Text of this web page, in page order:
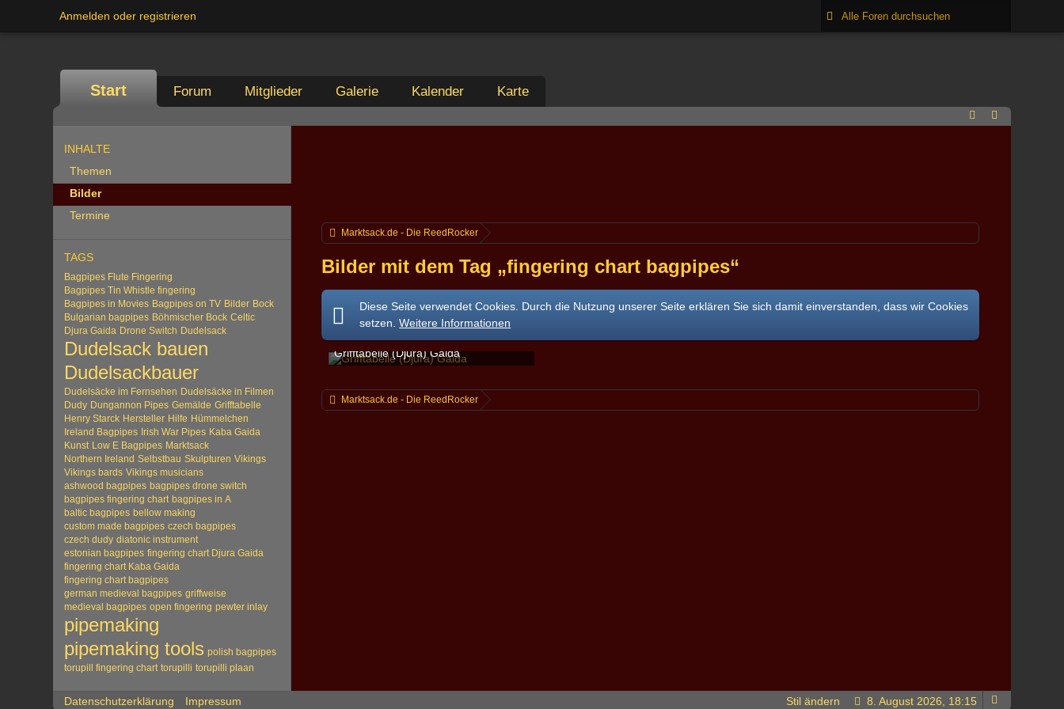
Anmelden oder registrieren
Start Forum Mitglieder Galerie Kalender Karte
INHALTE
Themen
Bilder
Termine
TAGS
Bagpipes Flute Fingering
Bagpipes Tin Whistle fingering
Bagpipes in Movies Bagpipes on TV Bilder Bock
Bulgarian bagpipes Böhmischer Bock Celtic
Djura Gaida Drone Switch Dudelsack
Dudelsack bauen
Dudelsackbauer
Dudelsäcke im Fernsehen Dudelsäcke in Filmen
Dudy Dungannon Pipes Gemälde Grifftabelle
Henry Starck Hersteller Hilfe Hümmelchen
Ireland Bagpipes Irish War Pipes Kaba Gaida
Kunst Low E Bagpipes Marktsack
Northern Ireland Selbstbau Skulpturen Vikings
Vikings bards Vikings musicians
ashwood bagpipes bagpipes drone switch
bagpipes fingering chart bagpipes in A
baltic bagpipes bellow making
custom made bagpipes czech bagpipes
czech dudy diatonic instrument
estonian bagpipes fingering chart Djura Gaida
fingering chart Kaba Gaida
fingering chart bagpipes
german medieval bagpipes griffweise
medieval bagpipes open fingering pewter inlay
pipemaking
pipemaking tools polish bagpipes
torupill fingering chart torupilli torupilli plaan
Marktsack.de - Die ReedRocker
Bilder mit dem Tag „fingering chart bagpipes“
Diese Seite verwendet Cookies. Durch die Nutzung unserer Seite erklären Sie sich damit einverstanden, dass wir Cookies
setzen.Weitere Informationen
Grifftabelle (Djura) Gaida
Schelmenkopf-17. April 2023
Marktsack.de - Die ReedRocker
Datenschutzerklärung Impressum 8. August 2026, 18:15
Stil ändern